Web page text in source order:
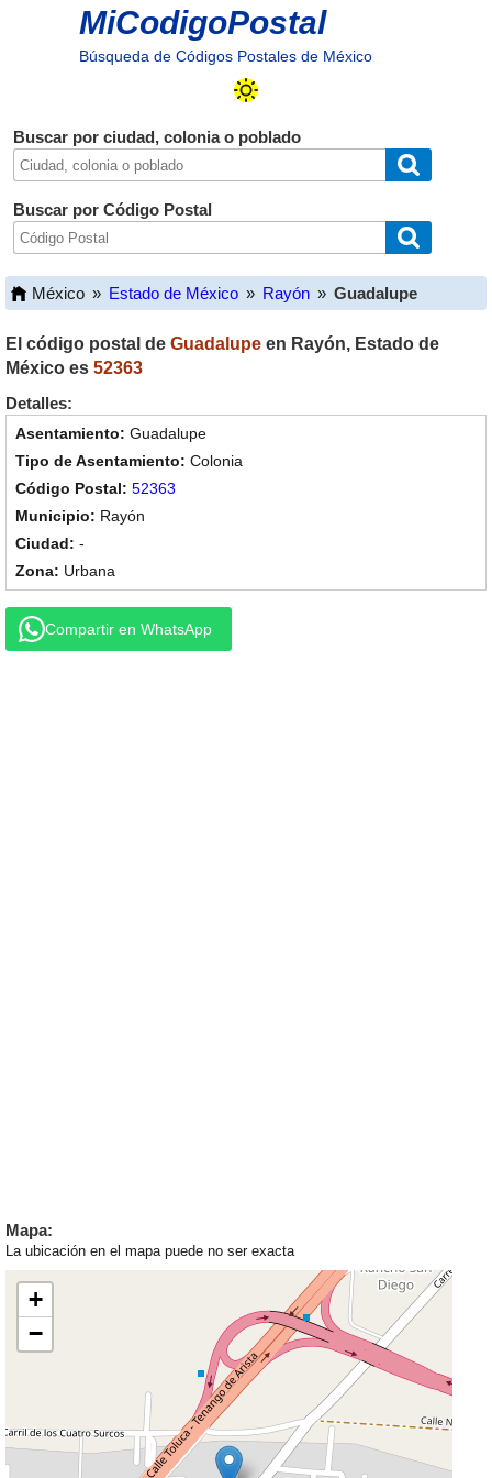
MiCodigoPostal
Búsqueda de Códigos Postales de México
Buscar por ciudad, colonia o poblado
Buscar por Código Postal
México » Estado de México » Rayón » Guadalupe
El código postal de Guadalupe en Rayón, Estado de
México es 52363
Detalles:
Guadalupe
Colonia
52363
Rayón
-
Urbana
Compartir en WhatsApp
Mapa:
La ubicación en el mapa puede no ser exacta
+
−